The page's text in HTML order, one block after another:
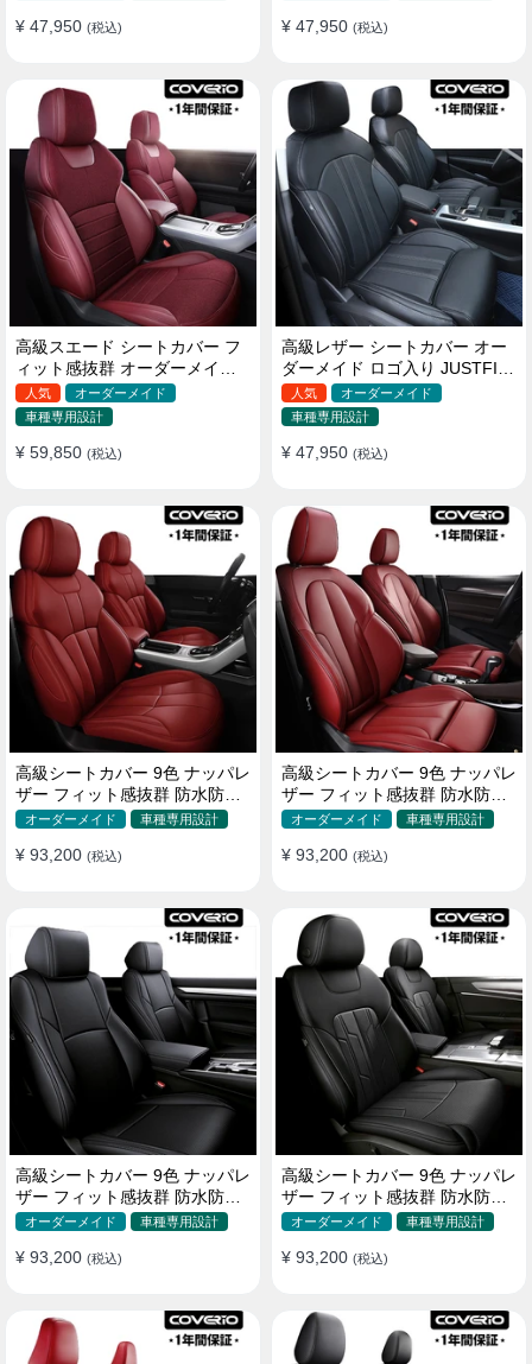
¥ 47,950 (税込) ¥ 47,950 (税込)
高級スエード シートカバー フ
ィット感抜群 オーダーメイド
耐久性 オシャレ 全席セット
人気
オーダーメイド
車種専用設計
¥ 59,850 (税込)
高級レザー シートカバー オー
ダーメイド ロゴ入り JUSTFIT
保証 耐摩耗性 全席セット
人気
オーダーメイド
車種専用設計
¥ 47,950 (税込)
高級シートカバー 9色 ナッパレ
ザー フィット感抜群 防水防汚
オーダーメイド 全席セット
オーダーメイド 車種専用設計
¥ 93,200 (税込)
高級シートカバー 9色 ナッパレ
ザー フィット感抜群 防水防汚
オーダーメイド 全席セット
オーダーメイド 車種専用設計
¥ 93,200 (税込)
高級シートカバー 9色 ナッパレ
ザー フィット感抜群 防水防汚
オーダーメイド 全席セット
オーダーメイド 車種専用設計
¥ 93,200 (税込)
高級シートカバー 9色 ナッパレ
ザー フィット感抜群 防水防汚
オーダーメイド 全席セット
オーダーメイド 車種専用設計
¥ 93,200 (税込)